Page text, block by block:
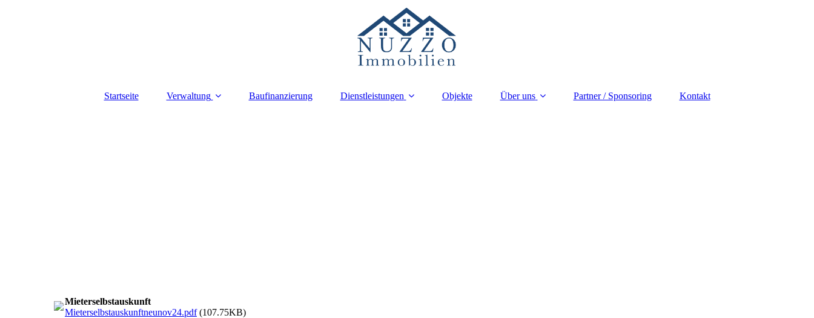
Startseite Verwaltung Baufinanzierung Dienstleistungen Objekte Über uns Partner / Sponsoring Kontakt
Mieterselbstauskunft
Mieterselbstauskunftneunov24.pdf(107.75KB)